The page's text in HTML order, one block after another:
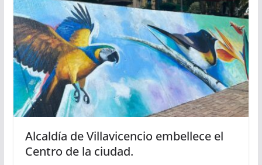
Alcaldía de Villavicencio embellece el
Centro de la ciudad.